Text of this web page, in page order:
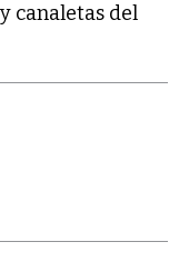
canaletas del